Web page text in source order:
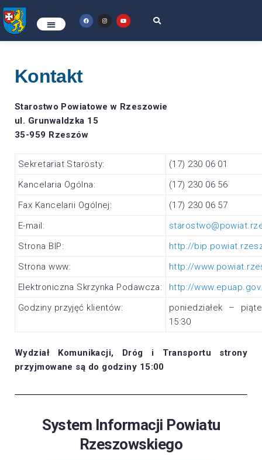
Kontakt
Starostwo Powiatowe w Rzeszowie
ul. Grunwaldzka 15
35-959 Rzeszów
Sekretariat Starosty:
(17) 230 06 01
Kancelaria Ogólna:
(17) 230 06 56
Fax Kancelarii Ogólnej:
(17) 230 06 57
E-mail:
Strona BIP:
http://
Strona www:
http://
Elektroniczna Skrzynka Podawcza:
http://
Godziny przyjęć klientów:
poniedziałek –
15:30
Wydział Komunikacji, Dróg i Transportu strony
przyjmowane są do godziny 15:00
System Informacji Powiatu
Rzeszowskiego